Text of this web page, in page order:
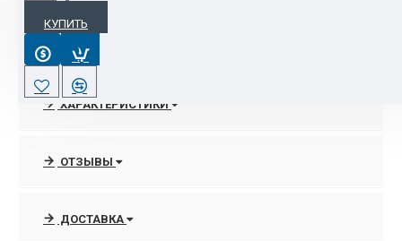
КУПИТЬ
415822 Printer/Scanner Unit Type 3352 Опция принтера/
сканера тип 3352
ХАРАКТЕРИСТИКИ
ОТЗЫВЫ
ДОСТАВКА